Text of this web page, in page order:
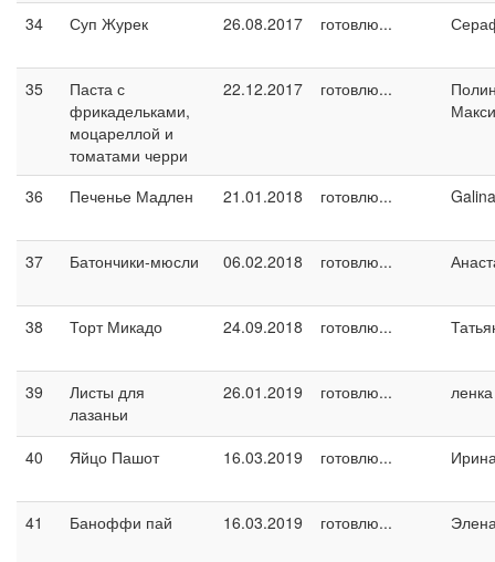
34 Суп Журек 26.08.2017 готовлю...
35
Паста с
фрикадельками,
моцареллой и
томатами черри
22.12.2017 готовлю...
36 Печенье Мадлен 21.01.2018 готовлю...
37 Батончики-мюсли 06.02.2018 готовлю...
38 Торт Микадо 24.09.2018 готовлю...
39
Листы для
лазаньи
26.01.2019 готовлю...
40 Яйцо Пашот 16.03.2019 готовлю...
41 Баноффи пай 16.03.2019 готовлю...